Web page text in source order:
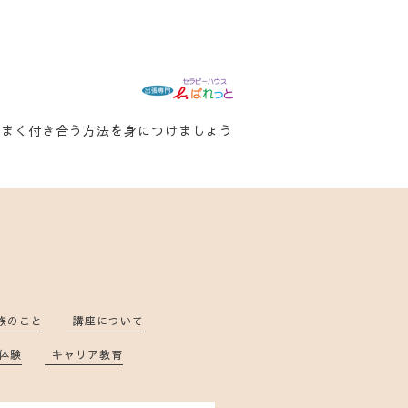
く付き合う方法を身につけましょう
のこと 講座について
験 キャリア教育